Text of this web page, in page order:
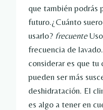
que también podrás
futuro.¿Cuánto
usarlo? frecuente
frecuencia de lavado.
considerar es que
pueden ser más
deshidratación. El
es algo a tener en